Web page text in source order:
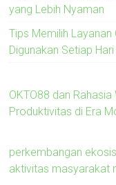
yang Lebih Nyaman
Tips Memilih
Digunakan Setiap Hari
OKTO88 dan
Produktivitas di Era
perkembangan
aktivitas masyarakat